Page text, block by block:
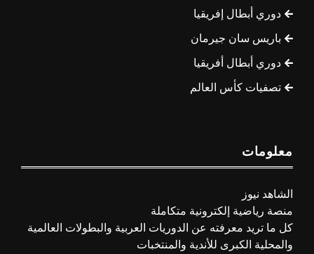
دوري أبطال إفريقيا
باريس سان جيرمان
دوري أبطال أفريقيا
تصفيات كأس العالم
معلومات
الشاهد نيوز
منصة رياضية إلكترونية متكاملة
كل ما تريد معرفته عن الدوريات العربية والبطولات العالمية
والمحلية الكبرى للأندية والمنتخبات